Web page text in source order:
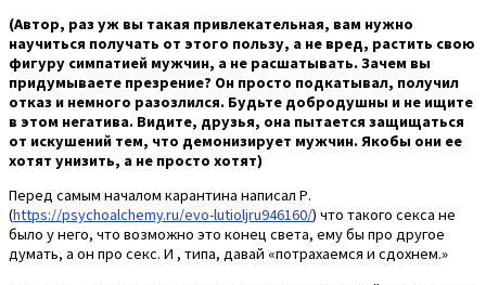
(Автор, раз уж вы такая привлекательная, вам нужно
научиться получать от этого пользу, а не вред, растить свою
фигуру симпатией мужчин, а не расшатывать. Зачем вы
придумываете презрение? Он просто подкатывал, получил
отказ и немного разозлился. Будьте добродушны и не ищите
в этом негатива. Видите, друзья, она пытается защищаться
от искушений тем, что демонизирует мужчин. Якобы они ее
хотят унизить, а не просто хотят)
Перед самым началом карантина написал Р.
(https://psychoalchemy.ru/evo-lutioljru946160/) что такого секса не
было у него, что возможно это конец света, ему бы про другое
думать, а он про секс. И , типа, давай «потрахаемся и сдохнем.»